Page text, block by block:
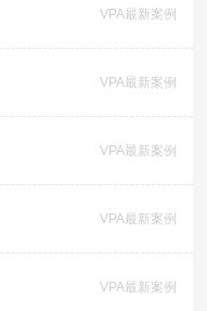
VPA最新案例
VPA最新案例
VPA最新案例
VPA最新案例
VPA最新案例